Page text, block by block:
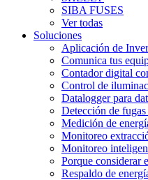
SIBA FUSES
Ver todas
Soluciones
Aplicación de
Comunica tus
Contador digital
Control de
Datalogger para
Detección de
Medición de
Monitoreo
Monitoreo
Porque considerar
Respaldo de